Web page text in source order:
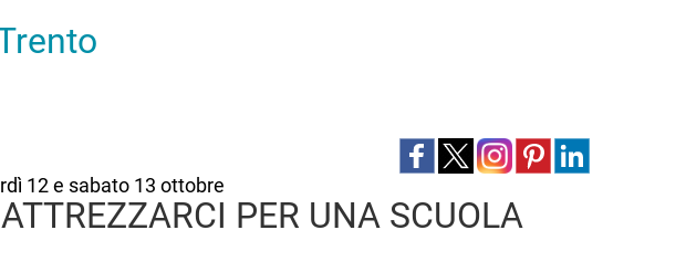
12 e sabato 13 ottobre
PER UNA SCUOLA